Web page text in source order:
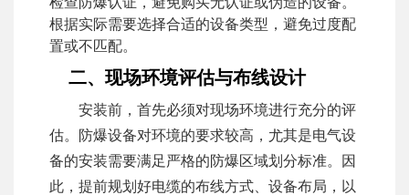
根据实际需要选择合适的设备类型，避免过度配
置或不匹配。
二、现场环境评估与布线设计
安装前，首先必须对现场环境进行充分的评
估。防爆设备对环境的要求较高，尤其是电气设
备的安装需要满足严格的防爆区域划分标准。因
此，提前规划好电缆的布线方式、设备布局，以